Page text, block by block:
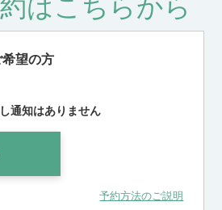
はこちらから
望の方
通知はありません
予約方法のご説明